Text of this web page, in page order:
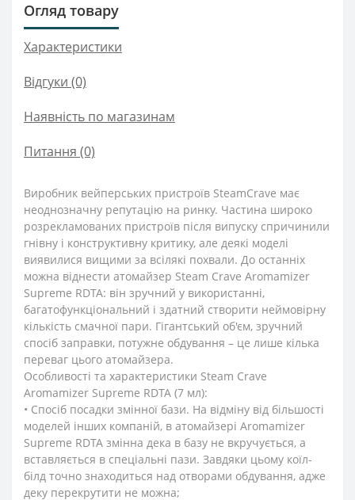
Огляд товару
Характеристики
Відгуки (0)
Наявність по магазинам
Питання (0)
Виробник вейперських пристроїв SteamCrave має
неоднозначну репутацію на ринку. Частина широко
розрекламованих пристроїв після випуску спричинили
гнівну і конструктивну критику, але деякі моделі
виявилися вищими за всілякі похвали. До останніх
можна віднести атомайзер Steam Crave Aromamizer
Supreme RDTA: він зручний у використанні,
багатофункціональний і здатний створити неймовірну
кількість смачної пари. Гігантський об'єм, зручний
спосіб заправки, потужне обдування – це лише кілька
переваг цього атомайзера.
Особливості та характеристики Steam Crave
Aromamizer Supreme RDTA (7 мл):
• Спосіб посадки змінної бази. На відміну від більшості
моделей інших компаній, в атомайзері Aromamizer
Supreme RDTA змінна дека в базу не вкручується, а
вставляється в спеціальні пази. Завдяки цьому коїл-
білд точно знаходиться над отворами обдування, адже
деку перекрутити не можна;